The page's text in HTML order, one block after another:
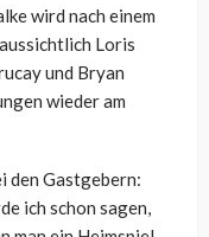
wird nach einem
Loris
und Bryan
wieder am
den Gastgebern:
ich schon sagen,